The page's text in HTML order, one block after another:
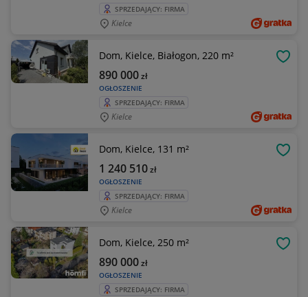
SPRZEDAJĄCY: FIRMA
Kielce
Dom, Kielce, Białogon, 220 m²
OGŁOSZENIE
890 000zł
SPRZEDAJĄCY: FIRMA
Kielce
Dom, Kielce, 131 m²
OGŁOSZENIE
1 240 510zł
SPRZEDAJĄCY: FIRMA
Kielce
Dom, Kielce, 250 m²
OGŁOSZENIE
890 000zł
SPRZEDAJĄCY: FIRMA